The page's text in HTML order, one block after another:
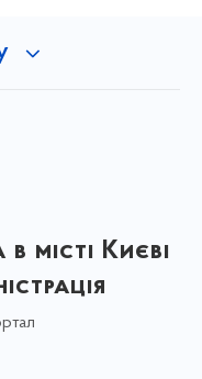
місті Києві